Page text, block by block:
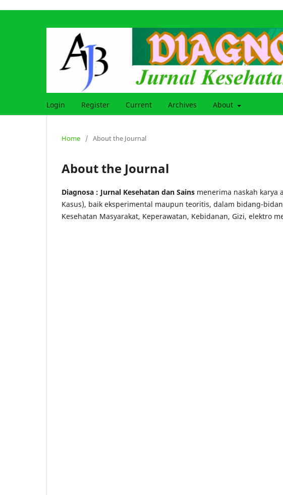
Login Register Current Archives About
Home / About the Journal
About the Journal
Diagnosa : Jurnal Kesehatan dan Sains menerima naskah karya
Kasus), baik eksperimental maupun teoritis, dalam bidang-
Kesehatan Masyarakat, Keperawatan, Kebidanan, Gizi, elektro